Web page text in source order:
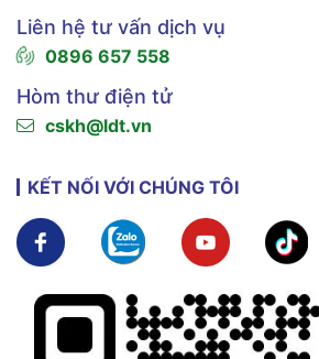
Liên hệ tư vấn dịch vụ
0896 657 558
Hòm thư điện tử
cskh@ldt.vn
KẾT NỐI VỚI CHÚNG TÔI
Xem chi tiết Xem chi tiếtXem chi tiết